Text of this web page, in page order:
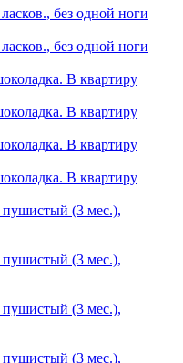
без одной ноги
без одной ноги
В квартиру
В квартиру
В квартиру
В квартиру
(3 мес.),
(3 мес.),
(3 мес.),
(3 мес.),